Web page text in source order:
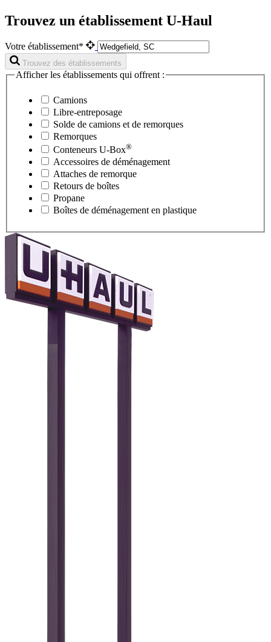
Trouvez un établissement U-Haul
Votre établissement*
Trouvez des établissements
Afficher les établissements qui offrent :
Camions
Libre-entreposage
Solde de camions et de remorques
Remorques
Conteneurs U-Box®
Accessoires de déménagement
Attaches de remorque
Retours de boîtes
Propane
Boîtes de déménagement en plastique